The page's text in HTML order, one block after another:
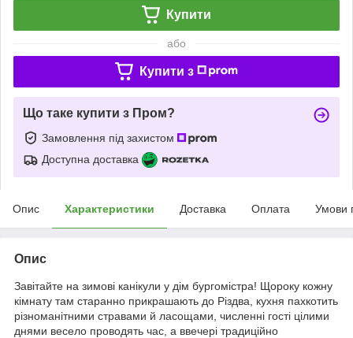
Купити
або
Купити з
Що таке купити з Пром?
Замовлення під захистом
Доступна доставка
Опис Характеристики Доставка Оплата Умови
Опис
Завітайте на зимові канікули у дім бургомістра! Щороку кожну
кімнату там старанно прикрашають до Різдва, кухня пахкотить
різноманітними стравами й ласощами, численні гості цілими
днями весело проводять час, а ввечері традиційно